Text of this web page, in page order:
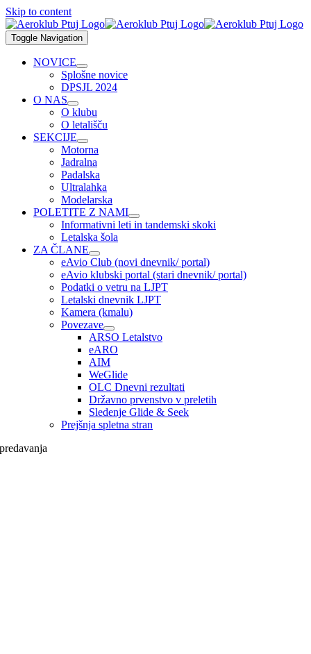
Skip to content
Toggle Navigation
NOVICE
Splošne novice
DPSJL 2024
O NAS
O klubu
O letališču
SEKCIJE
Motorna
Jadralna
Padalska
Ultralahka
Modelarska
POLETITE Z NAMI
Informativni leti in tandemski skoki
Letalska šola
ZA ČLANE
eAvio Club (novi dnevnik/ portal)
eAvio klubski portal (stari dnevnik/ portal)
Podatki o vetru na LJPT
Letalski dnevnik LJPT
Kamera (kmalu)
Povezave
ARSO Letalstvo
eARO
AIM
WeGlide
OLC Dnevni rezultati
Državno prvenstvo v preletih
Sledenje Glide & Seek
Prejšnja spletna stran
predavanja